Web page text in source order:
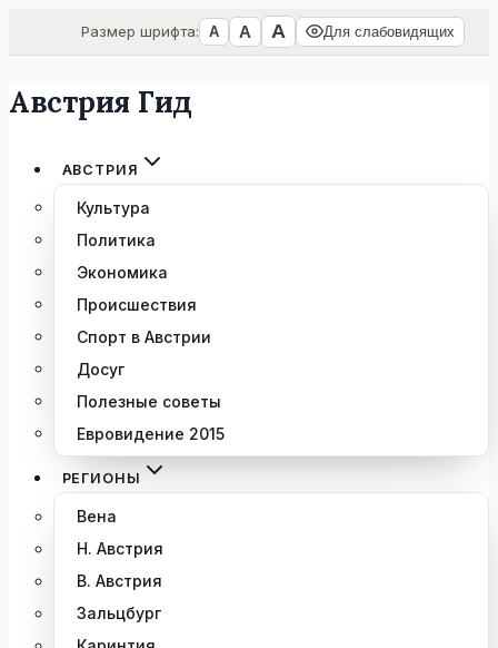
Размер шрифта: А А А Для слабовидящих
Перейти
содержимому
Австрия Гид
АВСТРИЯ
Культура
Политика
Экономика
Происшествия
Спорт в Австрии
Досуг
Полезные советы
Евровидение 2015
РЕГИОНЫ
Вена
Н. Австрия
В. Австрия
Зальцбург